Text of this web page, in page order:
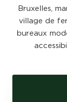
Bruxelles,
village de
bureaux